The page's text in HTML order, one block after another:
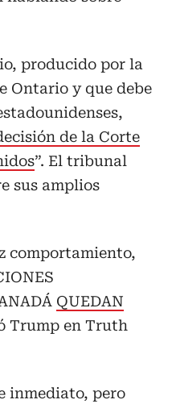
producido por la
Ontario y que debe
de la Corte
”. El tribunal
sus amplios
comportamiento,
QUEDAN
Trump en Truth
inmediato, pero